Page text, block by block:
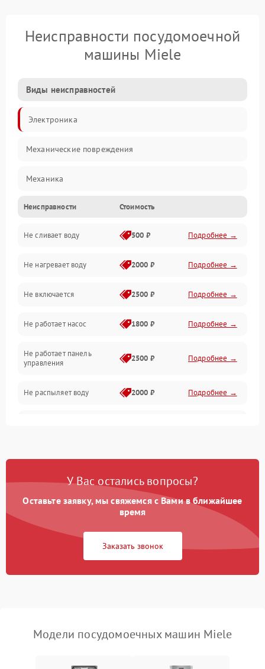
Неисправности посудомоечной
машины Miele
Виды неисправностей
Электроника
Механические повреждения
Механика
Управление
Электропитание
Датчики
Нагрев
Вода
Гигиена
Программное обеспечение
Неисправности Стоимость
Не сливает воду 500 ₽ Подробнее →
Не нагревает воду 2000 ₽ Подробнее →
Не включается 2500 ₽ Подробнее →
Не работает насос 1800 ₽ Подробнее →
Не работает панель
управления
2500 ₽ Подробнее →
Не распыляет воду 2000 ₽ Подробнее →
Проблемы с набором
Не работает сушилка 2100 ₽ Подробнее →
Сбои в работе таймера 1700 ₽
У Вас остались вопросы?
Оставьте заявку, мы свяжемся с Вами в ближайшее
время
Заказать звонок
Модели посудомоечных машин Miele